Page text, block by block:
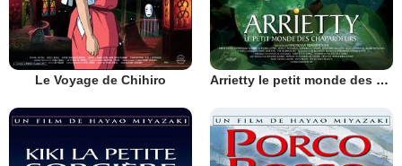
Le Voyage de Chihiro Arrietty le petit monde des chapardeurs